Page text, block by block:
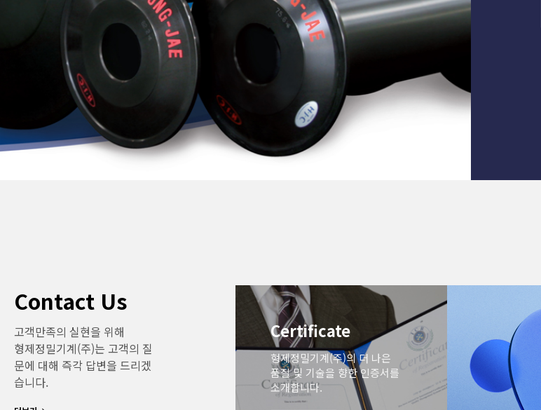
Contact Us
고객만족의 실현을 위해
형제정밀기계(주)는 고객의 질
문에 대해 즉각 답변을 드리겠
습니다.
Certificate
형제정밀기계(주)의 더 나은
품질 및 기술을 향한 인증서를
소개합니다.
Company
Greetings
신뢰와 신념으로 성장하는 형제정밀기계